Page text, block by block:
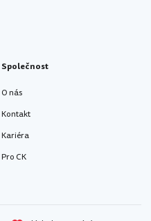
Společnost
O nás
Kontakt
Kariéra
Pro CK